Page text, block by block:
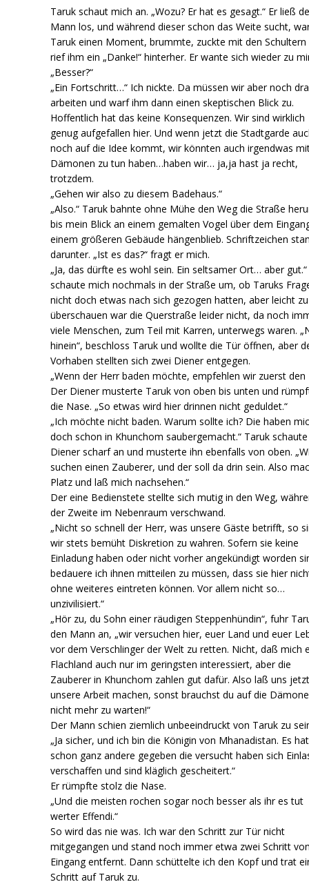
Taruk schaut mich an. „Wozu? Er hat es gesagt.“ Er ließ
Mann los, und während dieser schon das Weite sucht,
Taruk einen Moment, brummte, zuckte mit den Schultern
rief ihm ein „Danke!“ hinterher. Er wante sich wieder zu
„Besser?“
„Ein Fortschritt…“ Ich nickte. Da müssen wir aber noch
arbeiten und warf ihm dann einen skeptischen Blick zu.
Hoffentlich hat das keine Konsequenzen. Wir sind wirklich
genug aufgefallen hier. Und wenn jetzt die Stadtgarde
noch auf die Idee kommt, wir könnten auch irgendwas
Dämonen zu tun haben…haben wir… ja,ja hast ja recht,
trotzdem.
„Gehen wir also zu diesem Badehaus.“
„Also.“ Taruk bahnte ohne Mühe den Weg die Straße
bis mein Blick an einem gemalten Vogel über dem
einem größeren Gebäude hängenblieb. Schriftzeichen
darunter. „Ist es das?“ fragt er mich.
„Ja, das dürfte es wohl sein. Ein seltsamer Ort… aber
schaute mich nochmals in der Straße um, ob Taruks
nicht doch etwas nach sich gezogen hatten, aber leicht zu
überschauen war die Querstraße leider nicht, da noch
viele Menschen, zum Teil mit Karren, unterwegs waren.
hinein“, beschloss Taruk und wollte die Tür öffnen, aber
Vorhaben stellten sich zwei Diener entgegen.
„Wenn der Herr baden möchte, empfehlen wir zuerst den
Der Diener musterte Taruk von oben bis unten und
die Nase. „So etwas wird hier drinnen nicht geduldet.“
„Ich möchte nicht baden. Warum sollte ich? Die haben
doch schon in Khunchom saubergemacht.“ Taruk
Diener scharf an und musterte ihn ebenfalls von oben.
suchen einen Zauberer, und der soll da drin sein. Also
Platz und laß mich nachsehen.“
Der eine Bedienstete stellte sich mutig in den Weg,
der Zweite im Nebenraum verschwand.
„Nicht so schnell der Herr, was unsere Gäste betrifft, so
wir stets bemüht Diskretion zu wahren. Sofern sie keine
Einladung haben oder nicht vorher angekündigt worden
bedauere ich ihnen mitteilen zu müssen, dass sie hier
ohne weiteres eintreten können. Vor allem nicht so…
unzivilisiert.“
„Hör zu, du Sohn einer räudigen Steppenhündin“, fuhr
den Mann an, „wir versuchen hier, euer Land und euer
vor dem Verschlinger der Welt zu retten. Nicht, daß mich
Flachland auch nur im geringsten interessiert, aber die
Zauberer in Khunchom zahlen gut dafür. Also laß uns
unsere Arbeit machen, sonst brauchst du auf die
nicht mehr zu warten!“
Der Mann schien ziemlich unbeeindruckt von Taruk zu
„Ja sicher, und ich bin die Königin von Mhanadistan. Es
schon ganz andere gegeben die versucht haben sich
verschaffen und sind kläglich gescheitert.“
Er rümpfte stolz die Nase.
„Und die meisten rochen sogar noch besser als ihr es tut
werter Effendi.“
So wird das nie was. Ich war den Schritt zur Tür nicht
mitgegangen und stand noch immer etwa zwei Schritt
Eingang entfernt. Dann schüttelte ich den Kopf und trat
Schritt auf Taruk zu.